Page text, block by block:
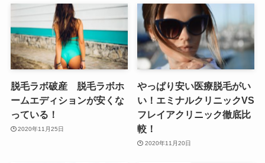
脱毛ラボ破産 脱毛ラボホ
ームエディションが安くな
っている！
2020年11月25日
やっぱり安い医療脱毛がい
い！エミナルクリニックVS
フレイアクリニック徹底比
較！
2020年11月20日